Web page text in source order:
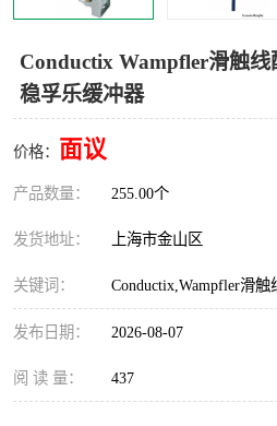
Conductix Wampfler滑触线
稳孚乐缓冲器
价格： 面议
产品数量： 255.00个
发货地址： 上海市金山区
关键词： Conductix,Wampfler滑触
发布日期： 2026-08-07
阅 读 量： 437
MYCOM步进电机
Warner Linear